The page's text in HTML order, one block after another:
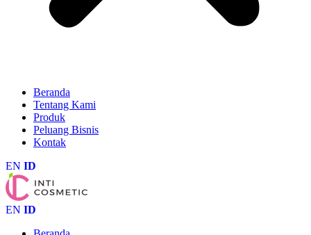
Beranda
Tentang Kami
Produk
Peluang Bisnis
Kontak
EN ID
EN ID